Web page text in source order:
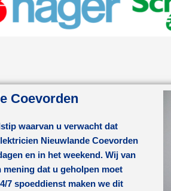
Coevorden
waarvan u verwacht dat
Nieuwlande Coevorden
en in het weekend. Wij van
mening dat u geholpen moet
7 spoeddienst maken we dit